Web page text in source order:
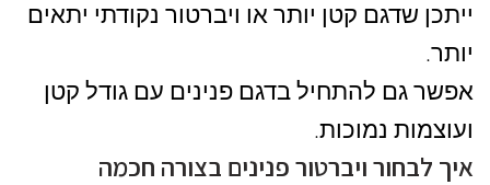
ייתכן שדגם קטן יותר או ויברטור נקודתי יתאים
יותר.
אפשר גם להתחיל בדגם פנינים עם גודל קטן
ועוצמות נמוכות.
איך לבחור ויברטור פנינים בצורה חכמה